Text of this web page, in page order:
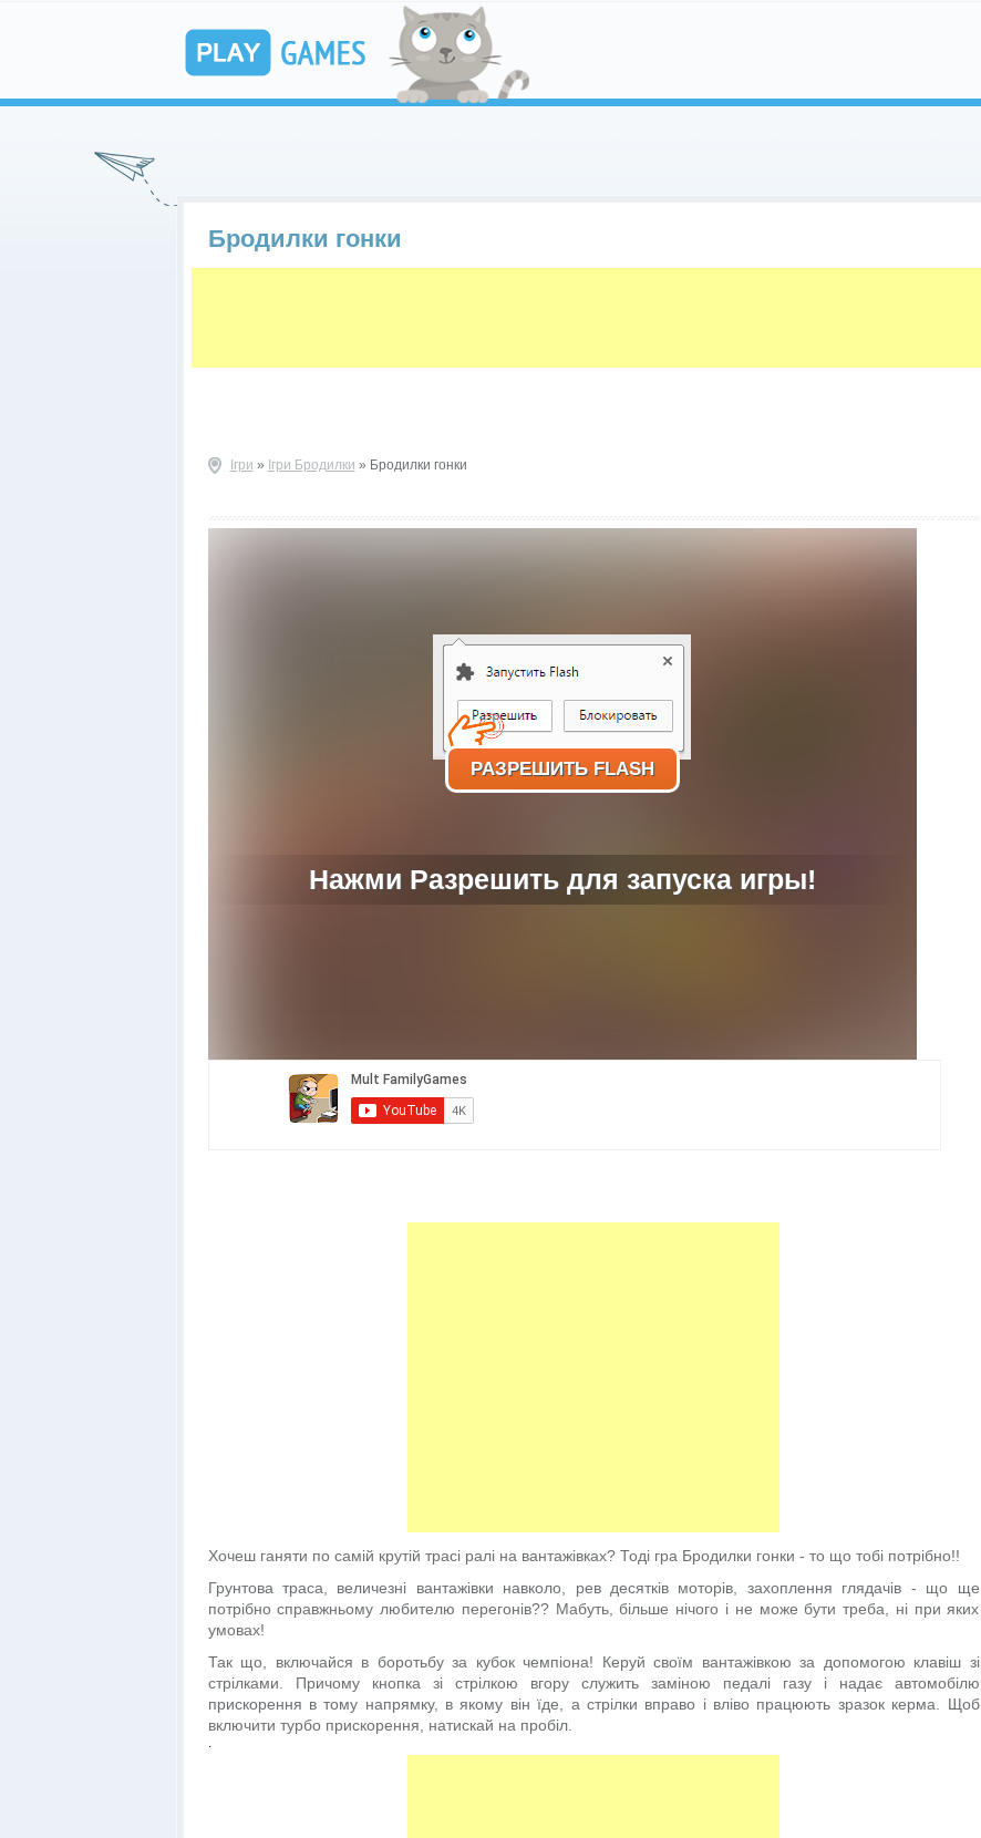
Бродилки гонки
Ігри » Ігри Бродилки » Бродилки гонки
РАЗРЕШИТЬ FLASH
Нажми Разрешить для запуска игры!
Хочеш ганяти по самій крутій трасі ралі на вантажівках? Тоді гра Бродилки гонки - то що тобі потрібно!!
Грунтова траса, величезні вантажівки навколо, рев десятків моторів, захоплення глядачів - що ще
потрібно справжньому любителю перегонів?? Мабуть, більше нічого і не може бути треба, ні при яких
умовах!
Так що, включайся в боротьбу за кубок чемпіона! Керуй своїм вантажівкою за допомогою клавіш зі
стрілками. Причому кнопка зі стрілкою вгору служить заміною педалі газу і надає автомобілю
прискорення в тому напрямку, в якому він їде, а стрілки вправо і вліво працюють зразок керма. Щоб
включити турбо прискорення, натискай на пробіл.
.